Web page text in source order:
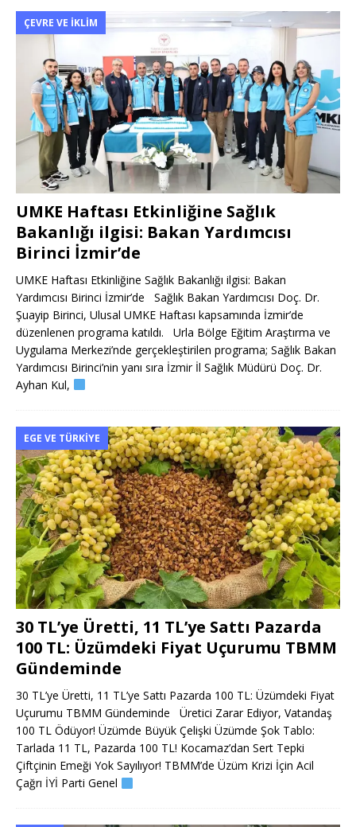
ÇEVRE VE İKLIM
UMKE Haftası Etkinliğine Sağlık
Bakanlığı ilgisi: Bakan Yardımcısı
Birinci İzmir’de
UMKE Haftası Etkinliğine Sağlık Bakanlığı ilgisi: Bakan
Yardımcısı Birinci İzmir’de Sağlık Bakan Yardımcısı Doç. Dr.
Şuayip Birinci, Ulusal UMKE Haftası kapsamında İzmir’de
düzenlenen programa katıldı. Urla Bölge Eğitim Araştırma ve
Uygulama Merkezi’nde gerçekleştirilen programa; Sağlık Bakan
Yardımcısı Birinci’nin yanı sıra İzmir İl Sağlık Müdürü Doç. Dr.
Ayhan Kul,
EGE VE TÜRKIYE
30 TL’ye Üretti, 11 TL’ye Sattı Pazarda
100 TL: Üzümdeki Fiyat Uçurumu TBMM
Gündeminde
30 TL’ye Üretti, 11 TL’ye Sattı Pazarda 100 TL: Üzümdeki Fiyat
Uçurumu TBMM Gündeminde Üretici Zarar Ediyor, Vatandaş
100 TL Ödüyor! Üzümde Büyük Çelişki Üzümde Şok Tablo:
Tarlada 11 TL, Pazarda 100 TL! Kocamaz’dan Sert Tepki
Çiftçinin Emeği Yok Sayılıyor! TBMM’de Üzüm Krizi İçin Acil
Çağrı İYİ Parti Genel